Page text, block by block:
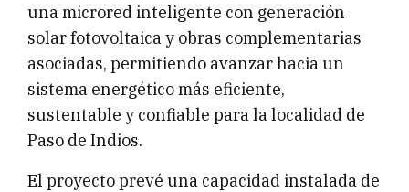
una microred inteligente con generación
solar fotovoltaica y obras complementarias
asociadas, permitiendo avanzar hacia un
sistema energético más eficiente,
sustentable y confiable para la localidad de
Paso de Indios.
El proyecto prevé una capacidad instalada de